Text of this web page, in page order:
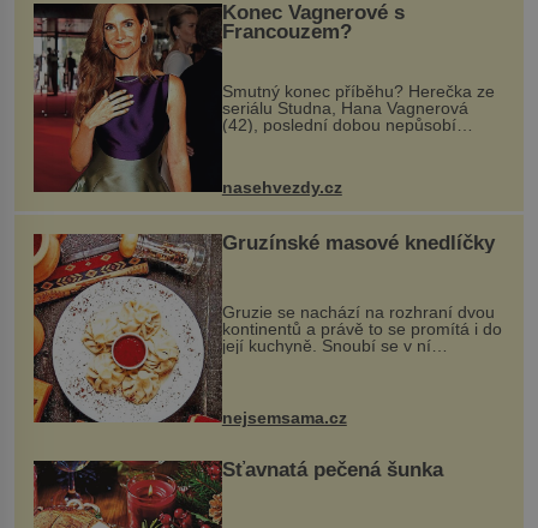
Konec Vagnerové s
Francouzem?
Smutný konec příběhu? Herečka ze
seriálu Studna, Hana Vagnerová
(42), poslední dobou nepůsobí
nasehvezdy.cz
Gruzínské masové knedlíčky
Gruzie se nachází na rozhraní dvou
kontinentů a právě to se promítá i do
její kuchyně. Snoubí se v ní
evropské a asijské chutě a díky tomu
vznikají rozmanité a chuťově bohaté
pokrmy, které rozhodně st...
nejsemsama.cz
Šťavnatá pečená šunka